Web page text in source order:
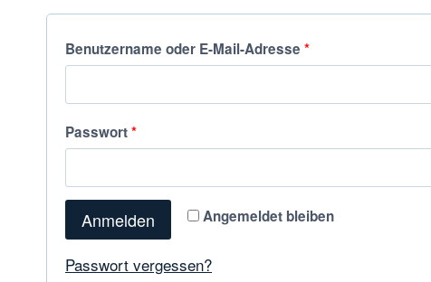
Benutzername oder E-Mail-Adresse *
Passwort*
Angemeldet bleiben
Anmelden
Passwort vergessen?